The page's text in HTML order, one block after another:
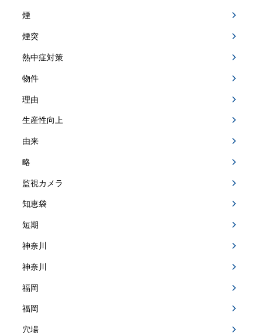
煙
煙突
熱中症対策
物件
理由
生産性向上
由来
略
監視カメラ
知恵袋
短期
神奈川
神奈川
福岡
福岡
穴場